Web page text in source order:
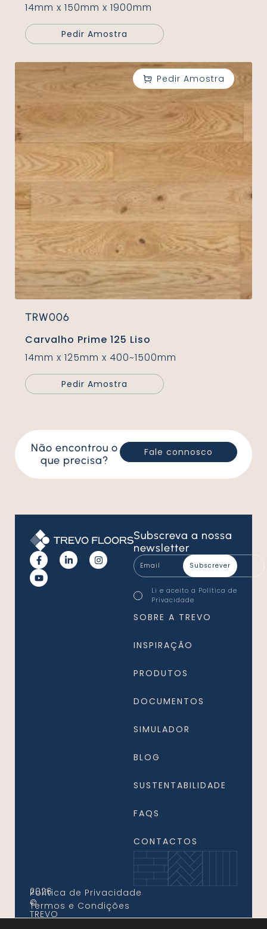
14mm x 150mm x 1900mm
Pedir Amostra
TRW006
Carvalho Prime 125 Liso
14mm x 125mm x 400~1500mm
Pedir Amostra
Não encontrou o
que precisa?
Fale connosco
Subscreva a nossa
newsletter
Email
*
Consentimento
*
Li e aceito a Política de
Privacidade
SOBRE A TREVO
INSPIRAÇÃO
PRODUTOS
DOCUMENTOS
SIMULADOR
BLOG
SUSTENTABILIDADE
FAQS
CONTACTOS
2026
©
TREVO
Política de Privacidade
Termos e Condições